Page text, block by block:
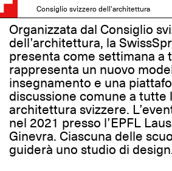
Consiglio svizzero dell'architettura
Organizzata dal Consiglio
dell’architettura, la
presenta come settimana a
rappresenta un nuovo
insegnamento e una
discussione comune a tutte
architettura svizzere.
nel 2021 presso l’EPFL
Ginevra. Ciascuna delle
guiderà uno studio di